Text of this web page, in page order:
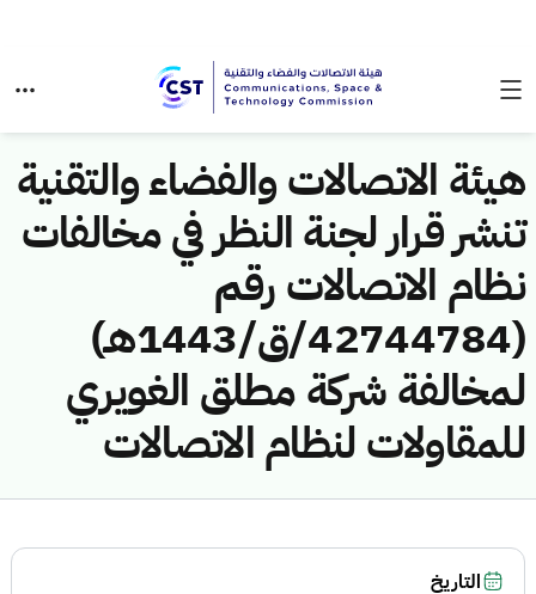
هيئة الاتصالات والفضاء والتقنية
تنشر قرار لجنة النظر في مخالفات
نظام الاتصالات رقم
(42744784/ق/1443هـ)
لمخالفة شركة مطلق الغويري
للمقاولات لنظام الاتصالات
التاريخ